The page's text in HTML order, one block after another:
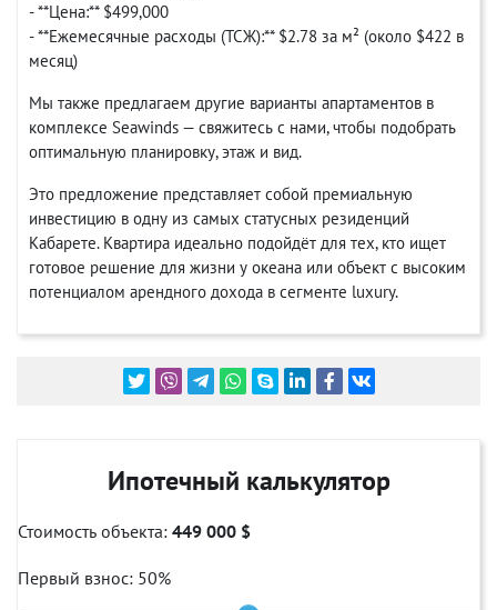
- **Цена:** $499,000
- **Ежемесячные расходы (ТСЖ):** $2.78 за м² (около $422 в
месяц)
Мы также предлагаем другие варианты апартаментов в
комплексе Seawinds — свяжитесь с нами, чтобы подобрать
оптимальную планировку, этаж и вид.
Это предложение представляет собой премиальную
инвестицию в одну из самых статусных резиденций
Кабарете. Квартира идеально подойдёт для тех, кто ищет
готовое решение для жизни у океана или объект с высоким
потенциалом арендного дохода в сегменте luxury.
Ипотечный калькулятор
Стоимость объекта: 449 000 $
Первый взнос: 50%